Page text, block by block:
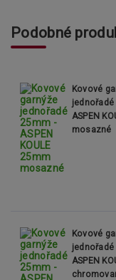
Podobné
Kovové
jednořadé
ASPEN
mosazné
Kovové
jednořadé
ASPEN